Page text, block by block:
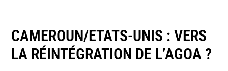
CAMEROUN/ETATS-UNIS : VERS
LA RÉINTÉGRATION DE L’AGOA ?